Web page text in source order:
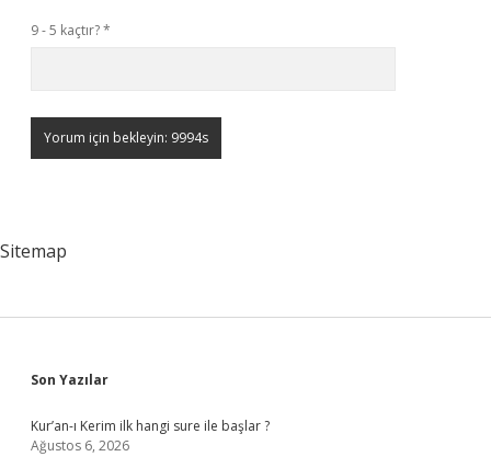
9 - 5 kaçtır?*
Sitemap
Sidebar
Son Yazılar
Kur’an-ı Kerim ilk hangi sure ile başlar ?
Ağustos 6, 2026